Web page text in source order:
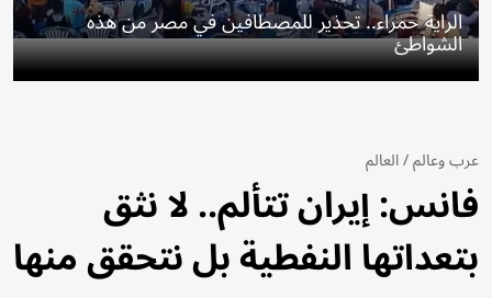
الراية حمراء.. تحذير للمصطافين في مصر من هذه
الشواطئ
عرب وعالم/العالم
فانس: إيران تتألم.. لا نثق
بتعداتها النفطية بل نتحقق منها